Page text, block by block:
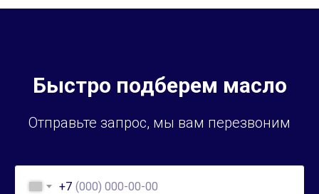
Быстро подберем масло
Отправьте запрос, мы вам перезвоним
+7